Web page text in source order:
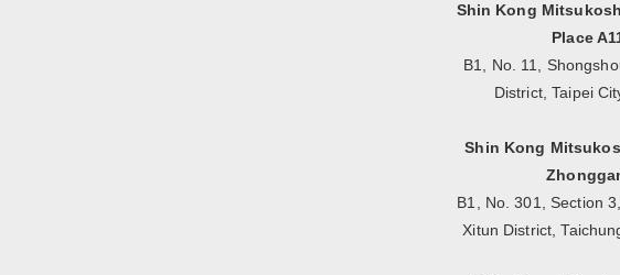
Shin Kong
Place
B1, No. 11,
District, Taipei
Shin Kong
B1, No. 301, Section 3,
Xitun District,